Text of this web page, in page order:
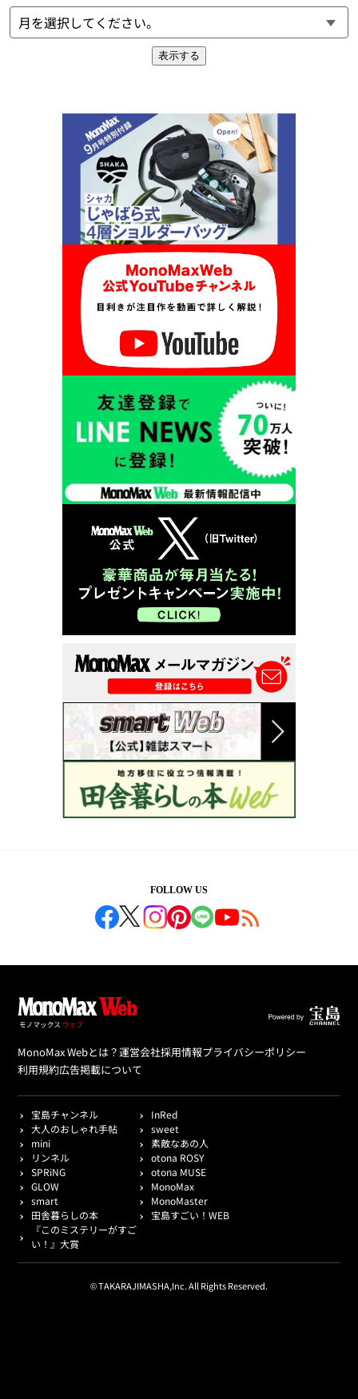
表示する
FOLLOW US
MonoMax Webとは？運営会社採用情報プライバシーポリシー
利用規約広告掲載について
宝島チャンネル
InRed
大人のおしゃれ手帖
sweet
mini
素敵なあの人
リンネル
otona ROSY
SPRiNG
otona MUSE
GLOW
MonoMax
smart
MonoMaster
田舎暮らしの本
宝島すごい！WEB
『このミステリーがすご
い！』大賞
© TAKARAJIMASHA,Inc. All Rights Reserved.